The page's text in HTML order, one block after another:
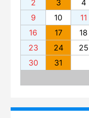
2
3 4
9
10 11
16
17 18
23
24 25
30
31